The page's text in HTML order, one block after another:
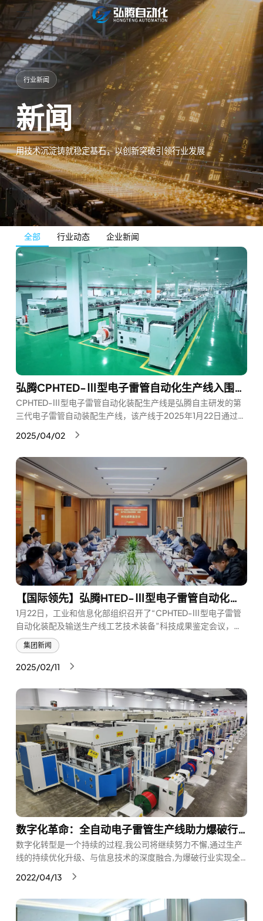
行业新闻
新闻
用技术沉淀铸就稳定基石，以创新突破引领行业发展
全部 行业动态 企业新闻
弘腾CPHTED-Ⅲ型电子雷管自动化生产线入围国家工信部民爆行业重点场景数字化转型典型案例名单
CPHTED-Ⅲ型电子雷管自动化装配生产线是弘腾自主研发的第
三代电子雷管自动装配生产线，该产线于2025年1月22日通过工
可靠性和安全性，综合技术达到国际领先水平。
2025/04/02
【国际领先】弘腾HTED-Ⅲ型电子雷管自动化生产线通过工信部科技成果鉴定，被评国际领先！
1月22日，工业和信息化部组织召开了“CPHTED-Ⅲ型电子雷管
自动化装配及输送生产线工艺技术装备”科技成果鉴定会议，会
议由工信部安全生产司二级巡视员肖月华主持。经质询、讨论，
鉴定委员会专家一致认定：该项目具有创新性、先进性、可靠性
和安全性，综合技术达到国际领先水平，同意通过科技成果鉴
集团新闻
2025/02/11
数字化革命：全自动电子雷管生产线助力爆破行业数字化转型
数字化转型是一个持续的过程,我公司将继续努力不懈,通过生产
线的持续优化升级、与信息技术的深度融合,为爆破行业实现全
户价值与行业发展,数字化转型定将打开爆破行业新的增长空
2022/04/13